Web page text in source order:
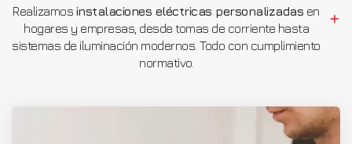
Realizamos instalaciones eléctricas personalizadas en
hogares y empresas, desde tomas de corriente hasta
sistemas de iluminación modernos. Todo con cumplimiento
normativo.